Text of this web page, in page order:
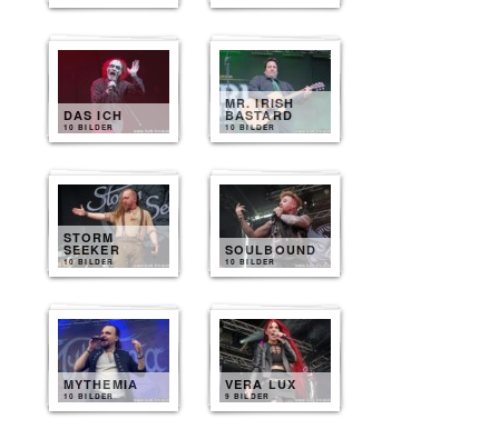
DAS ICH
10 BILDER
MR. IRISH
BASTARD
10 BILDER
STORM
SEEKER
10 BILDER
SOULBOUND
10 BILDER
MYTHEMIA
10 BILDER
VERA LUX
9 BILDER